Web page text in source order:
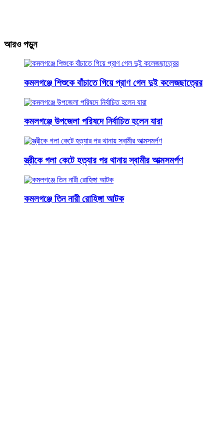
আরও পড়ুন
কমলগঞ্জে শিশুকে বাঁচাতে গিয়ে প্রাণ গেল দুই কলেজছাত্রের
কমলগঞ্জে উপজেলা পরিষদে নির্বাচিত হলেন যারা
স্ত্রীকে গলা কেটে হত্যার পর থানায় স্বামীর আত্মসমর্পণ
কমলগঞ্জে তিন নারী রোহিঙ্গা আটক